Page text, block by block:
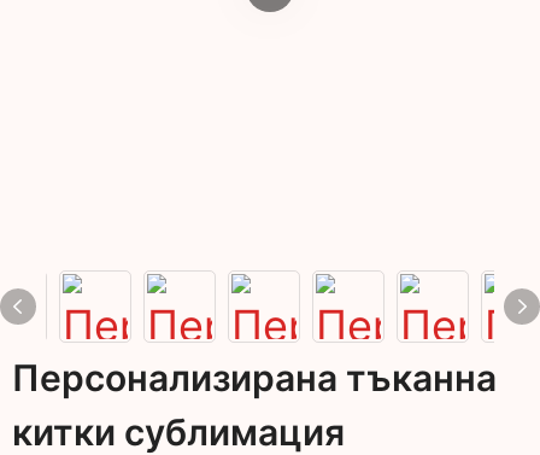
Персонализирана тъканна
китки сублимация